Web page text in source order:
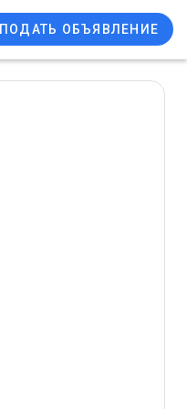
ПОДАТЬ ОБЪЯВЛЕНИЕ